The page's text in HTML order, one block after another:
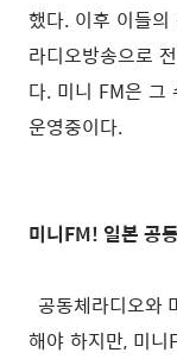
했다. 이후 이들
라디오방송으로
다. 미니 FM은 그
운영중이다.
미니FM! 일본 공
공동체라디오와
해야 하지만, 미